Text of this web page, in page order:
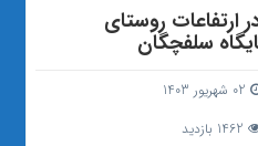
ارتفاعات روستای
سلفچگان